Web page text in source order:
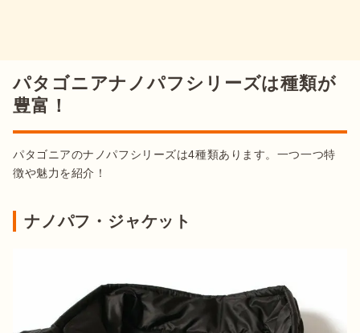
パタゴニアナノパフシリーズは種類が
豊富！
パタゴニアのナノパフシリーズは4種類あります。一つ一つ特
徴や魅力を紹介！
ナノパフ・ジャケット